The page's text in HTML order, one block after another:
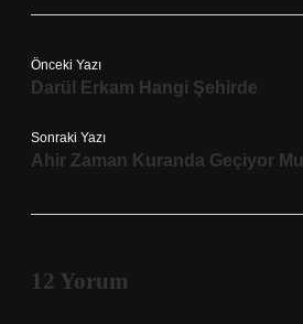
Önceki Yazı
Darül Erkam Hangi Şehirde
Sonraki Yazı
Ahir Zaman Kuranda Geçiyor Mu
12 Yorum